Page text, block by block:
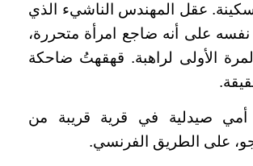
عقل المهندس الناشيء الذي
نفسه على أنه ضاجع امرأة متحررة،
الأولى لراهبة. قهقهتُ ضاحكة
أمي صيدلية في قرية قريبة من
على الطريق الفرنسي.